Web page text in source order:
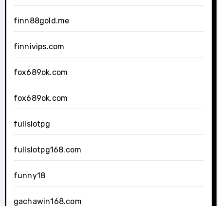
finn88gold.me
finnivips.com
fox689ok.com
fox689ok.com
fullslotpg
fullslotpg168.com
funny18
gachawin168.com